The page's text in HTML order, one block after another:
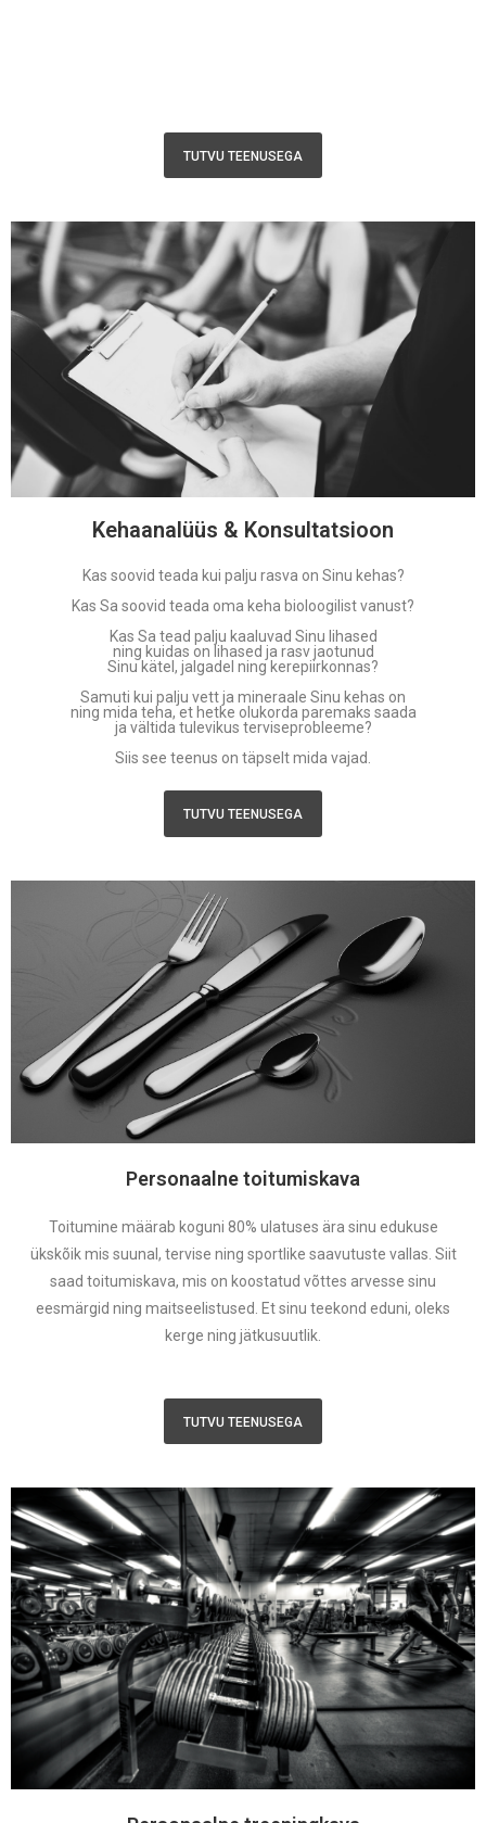
TUTVU TEENUSEGA
Kehaanalüüs & Konsultatsioon
Kas soovid teada kui palju rasva on Sinu kehas?
Kas Sa soovid teada oma keha bioloogilist vanust?
Kas Sa tead palju kaaluvad Sinu lihased
ning kuidas on lihased ja rasv jaotunud
Sinu kätel, jalgadel ning kerepiirkonnas?
Samuti kui palju vett ja mineraale Sinu kehas on
ning mida teha, et hetke olukorda paremaks saada
ja vältida tulevikus terviseprobleeme?
Siis see teenus on täpselt mida vajad.
TUTVU TEENUSEGA
Personaalne toitumiskava
Toitumine määrab koguni 80% ulatuses ära sinu edukuse
ükskõik mis suunal, tervise ning sportlike saavutuste vallas. Siit
saad toitumiskava, mis on koostatud võttes arvesse sinu
eesmärgid ning maitseelistused. Et sinu teekond eduni, oleks
kerge ning jätkusuutlik.
TUTVU TEENUSEGA